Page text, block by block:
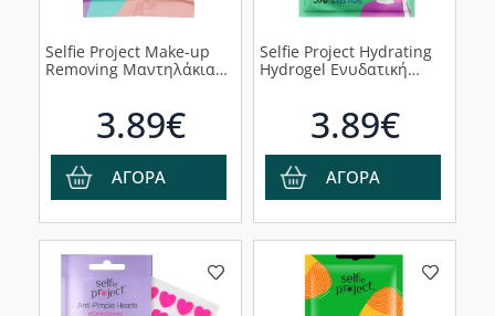
Selfie Project Make-up
Removing Μαντηλάκια
3.89€
ΑΓΟΡΑ
Selfie Project Hydrating
Hydrogel Ενυδατική
3.89€
ΑΓΟΡΑ